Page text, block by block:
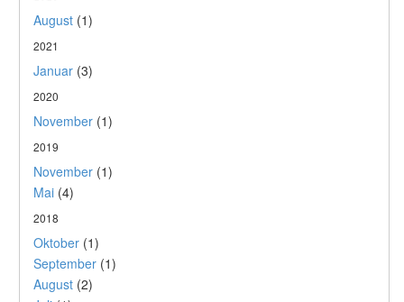
August (1)
2021
Januar (3)
2020
November (1)
2019
November (1)
Mai (4)
2018
Oktober (1)
September (1)
August (2)